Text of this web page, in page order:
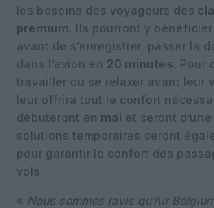
les besoins des voyageurs des
premium. Ils pourront y bénéficier
avant de s’enregistrer, passer la
dans l’avion en 20 minutes. Pour
travailler ou se relaxer avant leur
leur offrira tout le confort
débuteront en mai et seront
solutions temporaires seront
pour garantir le confort des
vols.
« Nous sommes ravis qu’Air